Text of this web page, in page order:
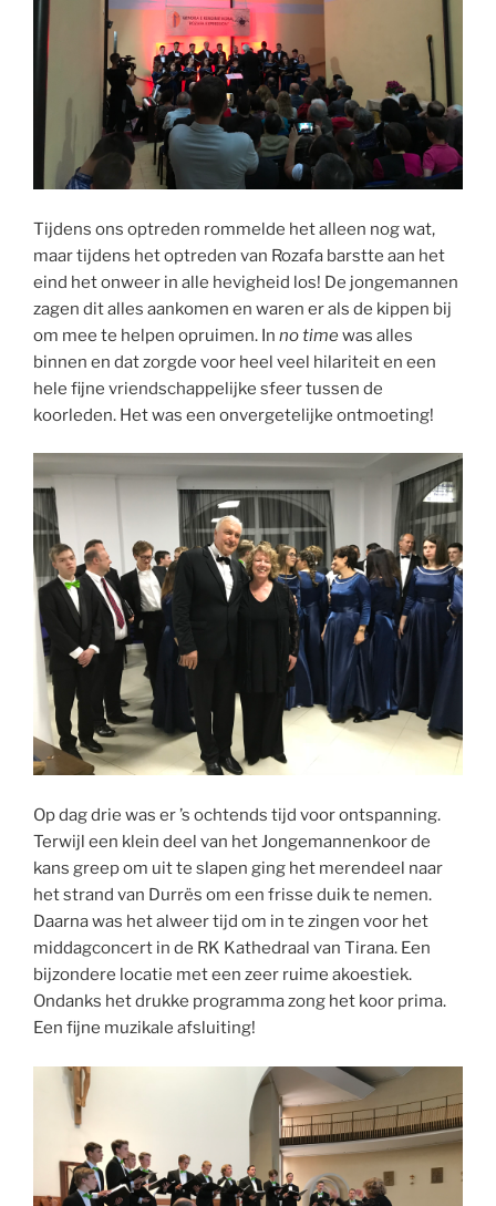
Tijdens ons optreden rommelde het alleen nog wat,
maar tijdens het optreden van Rozafa barstte aan het
eind het onweer in alle hevigheid los! De jongemannen
zagen dit alles aankomen en waren er als de kippen bij
om mee te helpen opruimen. In no timewas alles
binnen en dat zorgde voor heel veel hilariteit en een
hele fijne vriendschappelijke sfeer tussen de
koorleden. Het was een onvergetelijke ontmoeting!
Op dag drie was er ’s ochtends tijd voor ontspanning.
Terwijl een klein deel van het Jongemannenkoor de
kans greep om uit te slapen ging het merendeel naar
het strand van Durrës om een frisse duik te nemen.
Daarna was het alweer tijd om in te zingen voor het
middagconcert in de RK Kathedraal van Tirana. Een
bijzondere locatie met een zeer ruime akoestiek.
Ondanks het drukke programma zong het koor prima.
Een fijne muzikale afsluiting!